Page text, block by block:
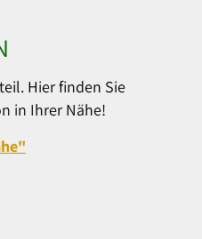
Hier finden Sie
in Ihrer Nähe!